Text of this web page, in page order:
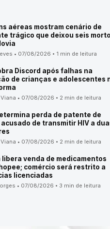
aéreas mostram cenário de
trágico que deixou seis
• 07/08/2026 • 1 min de leitura
Discord após falhas na
de crianças e adolescentes
• 07/08/2026 • 2 min de leitura
perda de patente de
de transmitir HIV a
• 07/08/2026 • 2 min de leitura
libera venda de medicamentos
comércio será restrito a
licenciadas
• 07/08/2026 • 3 min de leitura